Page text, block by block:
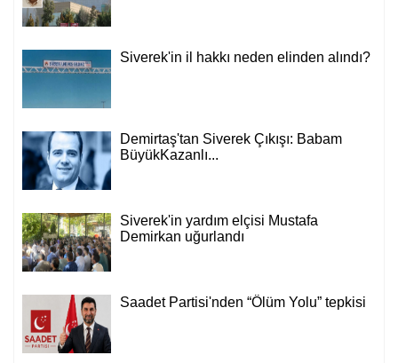
Siverek'in il hakkı neden elinden alındı?
Demirtaş'tan Siverek Çıkışı: Babam
BüyükKazanlı...
Siverek'in yardım elçisi Mustafa
Demirkan uğurlandı
Saadet Partisi'nden “Ölüm Yolu” tepkisi